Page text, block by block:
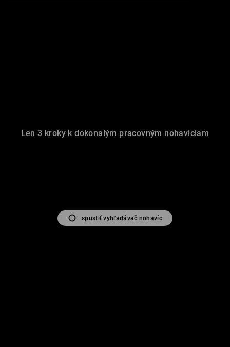
Len 3 kroky k dokonalým pracovným nohaviciam
spustiť vyhľadávač nohavíc